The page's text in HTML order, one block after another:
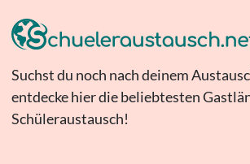
Suchst du noch nach deinem
entdecke hier die beliebtesten
Schüleraustausch!